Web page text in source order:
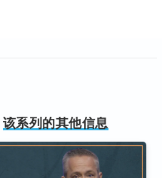
该系列的其他信息